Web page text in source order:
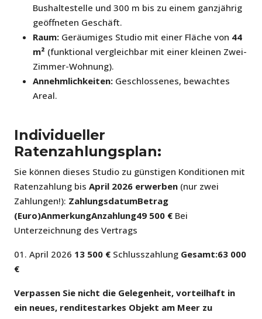
Bushaltestelle und 300 m bis zu einem ganzjährig
geöffneten Geschäft.
Raum: Geräumiges Studio mit einer Fläche von 44
m² (funktional vergleichbar mit einer kleinen Zwei-
Zimmer-Wohnung).
Annehmlichkeiten: Geschlossenes, bewachtes
Areal.
Individueller
Ratenzahlungsplan:
Sie können dieses Studio zu günstigen Konditionen mit
Ratenzahlung bis April 2026 erwerben (nur zwei
Zahlungen!): ZahlungsdatumBetrag
(Euro)AnmerkungAnzahlung49 500 € Bei
Unterzeichnung des Vertrags
01. April 2026 13 500 € Schlusszahlung Gesamt:63 000
€
Verpassen Sie nicht die Gelegenheit, vorteilhaft in
ein neues, renditestarkes Objekt am Meer zu